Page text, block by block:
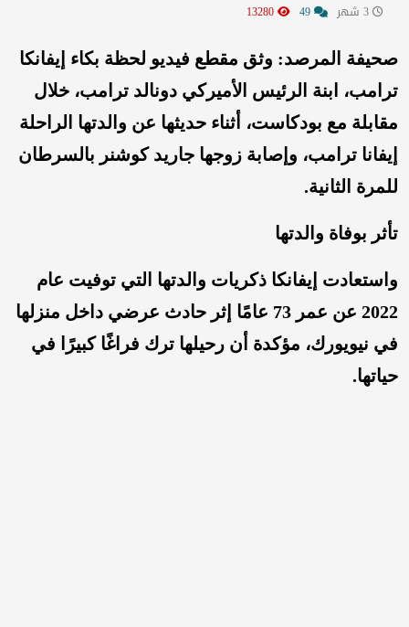
صحيفة المرصد: وثق مقطع فيديو لحظة بكاء إيفانكا
ترامب، ابنة الرئيس الأميركي دونالد ترامب، خلال
مقابلة مع بودكاست، أثناء حديثها عن والدتها الراحلة
إيفانا ترامب، وإصابة زوجها جاريد كوشنر بالسرطان
للمرة الثانية.
تأثر بوفاة والدتها
واستعادت إيفانكا ذكريات والدتها التي توفيت عام
2022 عن عمر 73 عامًا إثر حادث عرضي داخل منزلها
في نيويورك، مؤكدة أن رحيلها ترك فراغًا كبيرًا في
حياتها.